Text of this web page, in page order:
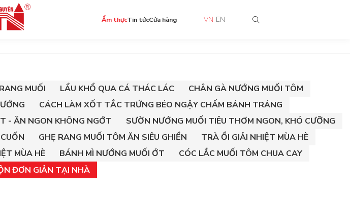
Ẩm thựcTin tứcCửa hàng VN EN
MUỐI LẨU KHỔ QUA CÁ THÁC LÁC
CHÂN GÀ NƯỚNG MUỐI TÔM
CÁCH LÀM XỐT TẮC TRỨNG BÉO NGẬY CHẤM BÁNH TRÁNG
- ĂN NGON KHÔNG NGỚT
SƯỜN NƯỚNG MUỐI TIÊU THƠM NGON, KHÓ CƯỠNG
GHẸ RANG MUỐI TÔM ĂN SIÊU GHIỀN
TRÀ ỔI GIẢI NHIỆT MÙA HÈ
MÙA HÈ BÁNH MÌ NƯỚNG MUỐI ỚT
CÓC LẮC MUỐI TÔM CHUA CAY
ĐƠN GIẢN TẠI NHÀ